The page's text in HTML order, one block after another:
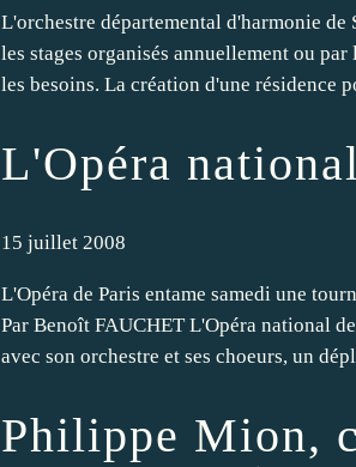
L'orchestre départemental d'harmonie
les stages organisés annuellement ou
les besoins. La création d'une résidence
L'Opéra
15 juillet 2008
L'Opéra de Paris entame samedi une
Par Benoît FAUCHET L'Opéra national
avec son orchestre et ses choeurs, un
Philippe Mion,